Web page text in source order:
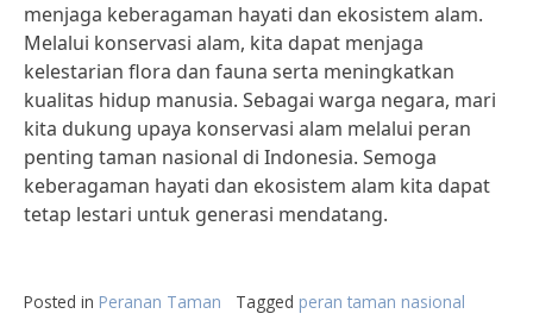
menjaga keberagaman hayati dan ekosistem alam.
Melalui konservasi alam, kita dapat menjaga
kelestarian flora dan fauna serta meningkatkan
kualitas hidup manusia. Sebagai warga negara, mari
kita dukung upaya konservasi alam melalui peran
penting taman nasional di Indonesia. Semoga
keberagaman hayati dan ekosistem alam kita dapat
tetap lestari untuk generasi mendatang.
Posted in Peranan Taman Tagged peran taman nasional